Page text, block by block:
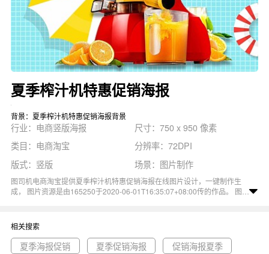
夏季榨汁机特惠促销海报
背景：夏季榨汁机特惠促销海报背景
行业：电商竖版海报
尺寸：750 x 950 像素
类目：电商淘宝
分辨率：72DPI
版式：竖版
场景：图片制作
图司机电商淘宝提供夏季榨汁机特惠促销海报在线图片设计，一键制作生
成， 图片资源是由165250于2020-06-01T16:35:07+08:00传的作品。 图片
竖版海报行业，为您推荐与夏季榨汁机特惠促销海报相关的专题夏季海报促
销, 夏季促销海报, 促销海报夏季等优质图片模板资源。
相关搜索
夏季海报促销 夏季促销海报 促销海报夏季